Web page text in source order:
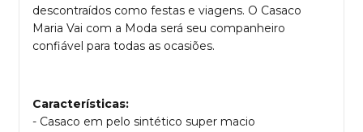
descontraídos como festas e viagens. O Casaco
Maria Vai com a Moda será seu companheiro
confiável para todas as ocasiões.
Características:
- Casaco em pelo sintético super macio